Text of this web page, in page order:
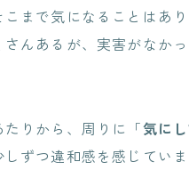
まで気になることはあり
んあるが、実害がなか
りから、周りに「気に
ずつ違和感を感じていま